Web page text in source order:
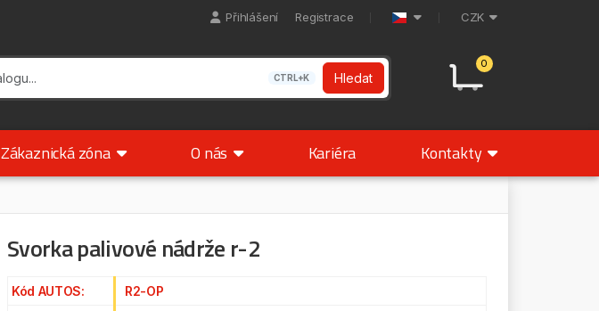
Přihlášení Registrace CZK
0
CTRL+K Hledat
Zákaznická zóna O nás Kariéra Kontakty
Svorka palivové nádrže r-2
Kód AUTOS:
R2-OP